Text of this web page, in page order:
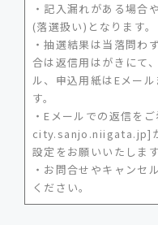
・記入漏れがある場合
(落選扱い)となります。
・抽選結果は当落問わ
合は返信用はがきにて
ル、申込用紙はEメー
す。
・Eメールでの返信を
city.sanjo.niigata.jp]
設定をお願いいたします
・お問合せやキャンセ
ください。